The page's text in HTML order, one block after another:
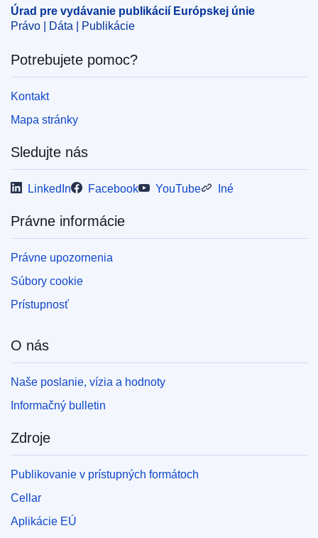
Úrad pre vydávanie publikácií Európskej únie
Právo | Dáta | Publikácie
Potrebujete pomoc?
Kontakt
Mapa stránky
Sledujte nás
LinkedIn Facebook YouTube Iné
Právne informácie
Právne upozornenia
Súbory cookie
Prístupnosť
O nás
Naše poslanie, vízia a hodnoty
Informačný bulletin
Zdroje
Publikovanie v prístupných formátoch
Cellar
Aplikácie EÚ